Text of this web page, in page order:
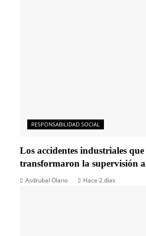
RESPONSABILIDAD SOCIAL
Los accidentes industriales que
transformaron la supervisión
Asdrubal Olano Hace 2 días